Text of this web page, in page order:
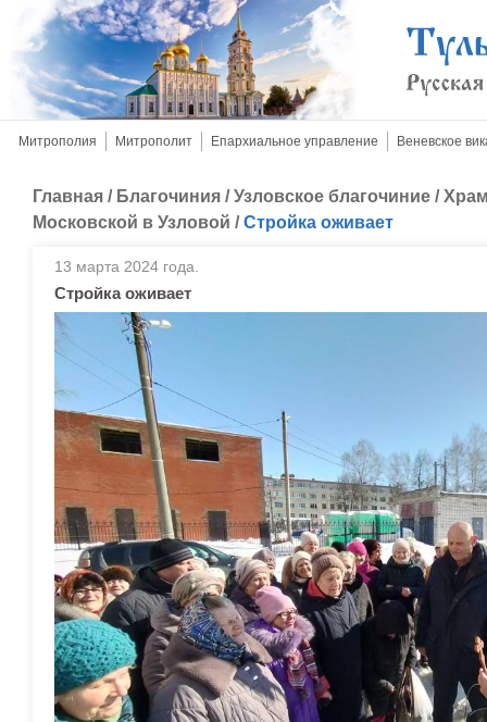
Митрополия Митрополит Епархиальное управление Веневское
Главная / Благочиния /Узловское благочиние /
Московской в Узловой /Стройка оживает
13 марта 2024 года.
Стройка оживает